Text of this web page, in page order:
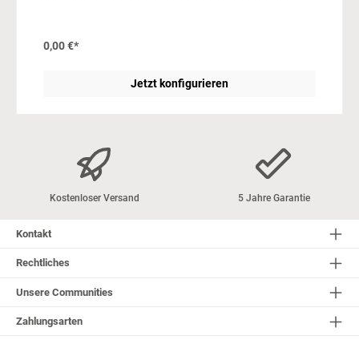
dir die angebotenen Längen zu. Die Lieferung erfolgt in Verbindung
0,00 €*
Jetzt konfigurieren
Kostenloser Versand 5 Jahre Garantie
Kontakt
Rechtliches
Zahlungsarten
Unsere Communities